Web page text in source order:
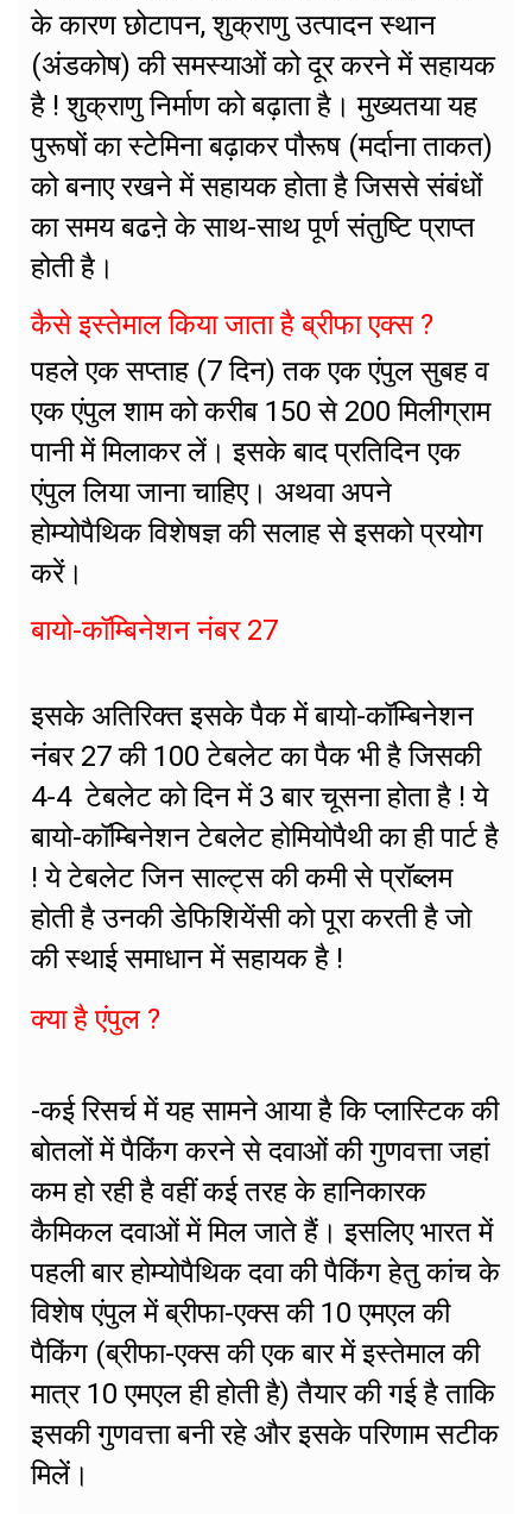
के कारण छोटापन, शुक्राणु उत्पादन स्थान
(अंडकोष) की समस्याओं को दूर करने में सहायक
है ! शुक्राणु निर्माण को बढ़ाता है। मुख्यतया यह
पुरूषों का स्टेमिना बढ़ाकर पौरूष (मर्दाना ताकत)
को बनाए रखने में सहायक होता है जिससे संबंधों
का समय बढऩे के साथ-साथ पूर्ण संतुष्टि प्राप्त
होती है।
कैसे इस्तेमाल किया जाता है ब्रीफा एक्स ?
पहले एक सप्ताह (7 दिन) तक एक एंपुल सुबह व
एक एंपुल शाम को करीब 150 से 200 मिलीग्राम
पानी में मिलाकर लें। इसके बाद प्रतिदिन एक
एंपुल लिया जाना चाहिए। अथवा अपने
होम्योपैथिक विशेषज्ञ की सलाह से इसको प्रयोग
करें।
बायो-कॉम्बिनेशन नंबर 27
इसके अतिरिक्त इसके पैक में बायो-कॉम्बिनेशन
नंबर 27 की 100 टेबलेट का पैक भी है जिसकी
4-4 टेबलेट को दिन में 3 बार चूसना होता है ! ये
बायो-कॉम्बिनेशन टेबलेट होमियोपैथी का ही पार्ट है
! ये टेबलेट जिन साल्ट्स की कमी से प्रॉब्लम
होती है उनकी डेफिशियेंसी को पूरा करती है जो
की स्थाई समाधान में सहायक है !
क्या है एंपुल ?
-कई रिसर्च में यह सामने आया है कि प्लास्टिक की
बोतलों में पैकिंग करने से दवाओं की गुणवत्ता जहां
कम हो रही है वहीं कई तरह के हानिकारक
कैमिकल दवाओं में मिल जाते हैं। इसलिए भारत में
पहली बार होम्योपैथिक दवा की पैकिंग हेतु कांच के
विशेष एंपुल में ब्रीफा-एक्स की 10 एमएल की
पैकिंग (ब्रीफा-एक्स की एक बार में इस्तेमाल की
मात्र 10 एमएल ही होती है) तैयार की गई है ताकि
इसकी गुणवत्ता बनी रहे और इसके परिणाम सटीक
मिलें।